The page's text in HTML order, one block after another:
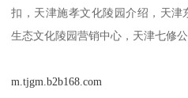
扣，天津施孝文化陵园介绍，天
生态文化陵园营销中心，天津七修
m.tjgm.b2b168.com